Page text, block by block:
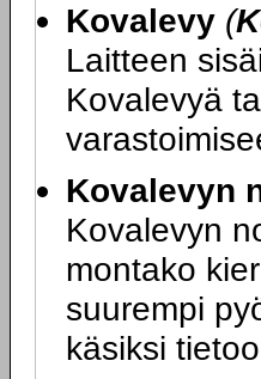
Kovalevy (
Laitteen
Kovalevyä
Kovalevyn
Kovalevyn
montako
suurempi
käsiksi